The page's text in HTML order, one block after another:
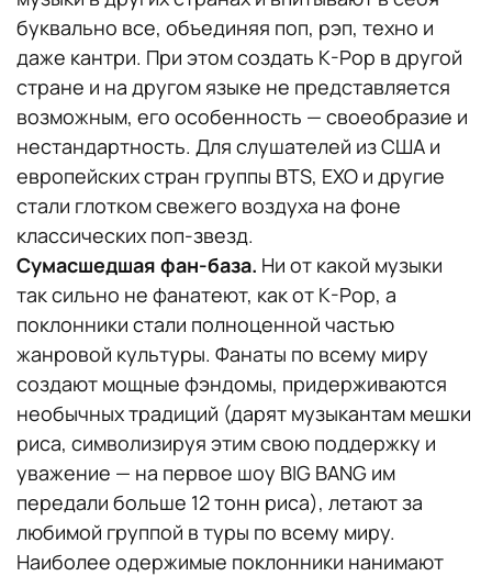
буквально все, объединяя поп, рэп, техно и
даже кантри. При этом создать K-Pop в другой
стране и на другом языке не представляется
возможным, его особенность — своеобразие и
нестандартность. Для слушателей из США и
европейских стран группы BTS, EXO и другие
стали глотком свежего воздуха на фоне
классических поп-звезд.
Сумасшедшая фан-база. Ни от какой музыки
так сильно не фанатеют, как от K-Pop, а
поклонники стали полноценной частью
жанровой культуры. Фанаты по всему миру
создают мощные фэндомы, придерживаются
необычных традиций (дарят музыкантам мешки
риса, символизируя этим свою поддержку и
уважение — на первое шоу BIG BANG им
передали больше 12 тонн риса), летают за
любимой группой в туры по всему миру.
Наиболее одержимые поклонники нанимают